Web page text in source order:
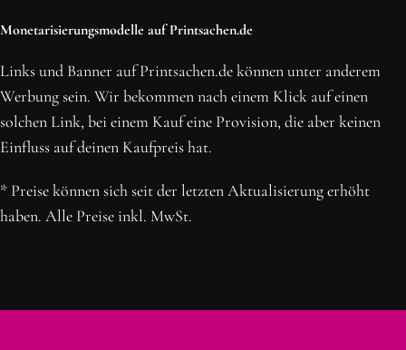
Monetarisierungsmodelle auf Printsachen.de
Links und Banner auf Printsachen.de können unter anderem
Werbung sein. Wir bekommen nach einem Klick auf einen
solchen Link, bei einem Kauf eine Provision, die aber keinen
Einfluss auf deinen Kaufpreis hat.
* Preise können sich seit der letzten Aktualisierung erhöht
haben. Alle Preise inkl. MwSt.